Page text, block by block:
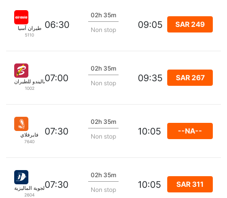
طيران آسيا
5110
06:30
02h 35m
Non stop
09:05 SAR 249
ماليندو للطيران
1002
07:00
02h 35m
Non stop
09:35 SAR 267
فايرفلاي
7640
07:30
02h 35m
Non stop
10:05 --NA--
الخطوط الجوية الماليزية
2604
07:30
02h 35m
Non stop
10:05 SAR 311